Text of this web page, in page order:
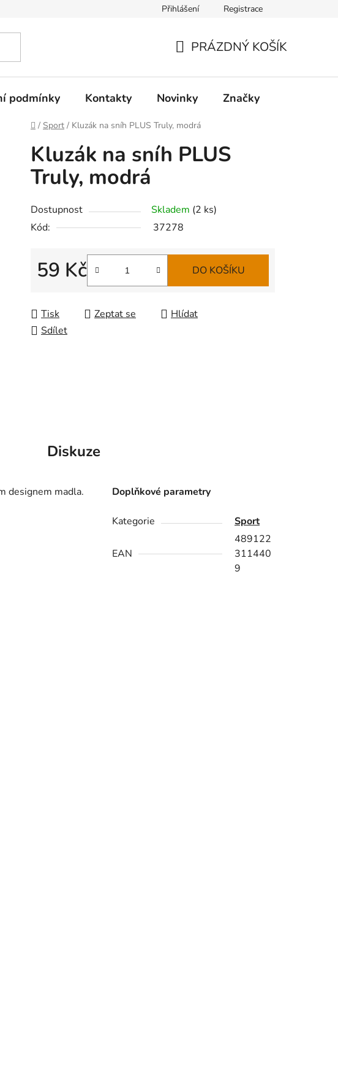
Přihlášení Registrace
KOŠÍK
PRÁZDNÝ KOŠÍK
podmínky Kontakty Novinky Značky
Domů
/ Sport / Kluzák na sníh PLUS Truly, modrá
Kluzák na sníh PLUS
Truly, modrá
Dostupnost Skladem (2 ks)
Kód:
37278
59 Kč
Měrná cena:
DO KOŠÍKU
Tisk Zeptat se
Hlídat
Sdílet
Diskuze
designem madla. Doplňkové parametry
Kategorie Sport
EAN
489122
311440
9